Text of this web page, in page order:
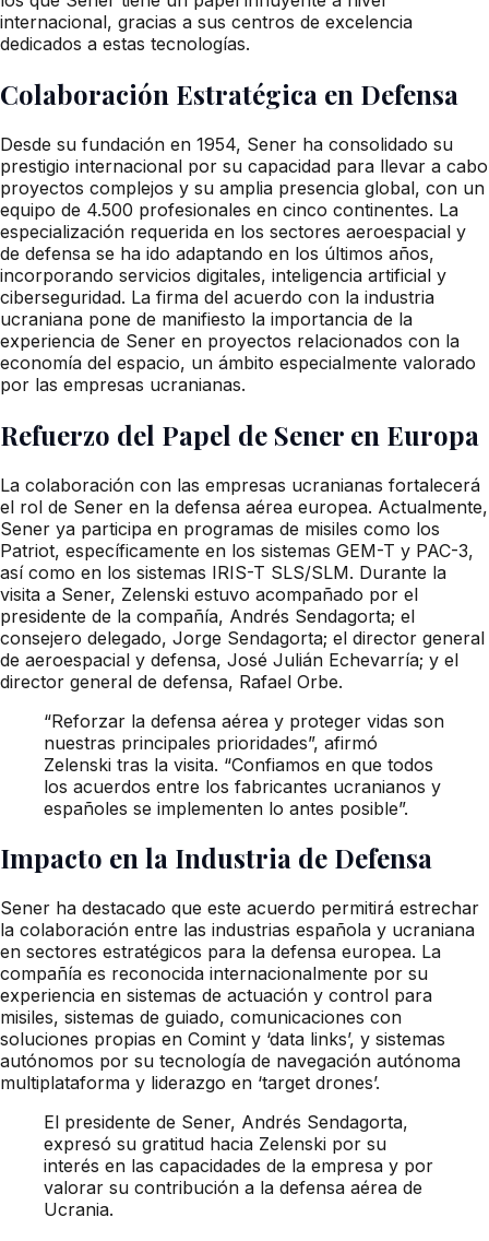
internacional, gracias a sus centros de excelencia
dedicados a estas tecnologías.
Colaboración Estratégica en Defensa
Desde su fundación en 1954, Sener ha consolidado su
prestigio internacional por su capacidad para llevar a cabo
proyectos complejos y su amplia presencia global, con un
equipo de 4.500 profesionales en cinco continentes. La
especialización requerida en los sectores aeroespacial y
de defensa se ha ido adaptando en los últimos años,
incorporando servicios digitales, inteligencia artificial y
ciberseguridad. La firma del acuerdo con la industria
ucraniana pone de manifiesto la importancia de la
experiencia de Sener en proyectos relacionados con la
economía del espacio, un ámbito especialmente valorado
por las empresas ucranianas.
Refuerzo del Papel de Sener en Europa
La colaboración con las empresas ucranianas fortalecerá
el rol de Sener en la defensa aérea europea. Actualmente,
Sener ya participa en programas de misiles como los
Patriot, específicamente en los sistemas GEM-T y PAC-3,
así como en los sistemas IRIS-T SLS/SLM. Durante la
visita a Sener, Zelenski estuvo acompañado por el
presidente de la compañía, Andrés Sendagorta; el
consejero delegado, Jorge Sendagorta; el director general
de aeroespacial y defensa, José Julián Echevarría; y el
director general de defensa, Rafael Orbe.
“Reforzar la defensa aérea y proteger vidas son
nuestras principales prioridades”, afirmó
Zelenski tras la visita. “Confiamos en que todos
los acuerdos entre los fabricantes ucranianos y
españoles se implementen lo antes posible”.
Impacto en la Industria de Defensa
Sener ha destacado que este acuerdo permitirá estrechar
la colaboración entre las industrias española y ucraniana
en sectores estratégicos para la defensa europea. La
compañía es reconocida internacionalmente por su
experiencia en sistemas de actuación y control para
misiles, sistemas de guiado, comunicaciones con
soluciones propias en Comint y ‘data links’, y sistemas
autónomos por su tecnología de navegación autónoma
multiplataforma y liderazgo en ‘target drones’.
El presidente de Sener, Andrés Sendagorta,
expresó su gratitud hacia Zelenski por su
interés en las capacidades de la empresa y por
valorar su contribución a la defensa aérea de
Ucrania.